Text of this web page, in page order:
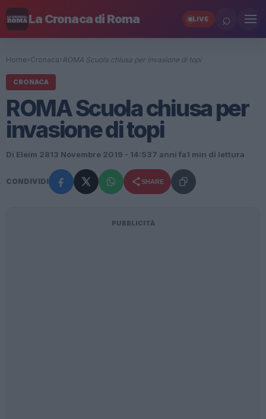
La Cronaca di Roma LIVE ⌕
Home› Cronaca› ROMA Scuola chiusa per invasione di topi
CRONACA
ROMA Scuola chiusa per
invasione di topi
Di Eleim 2813 Novembre 2019 - 14:537 anni fa1 min di lettura
CONDIVIDI SHARE
PUBBLICITÀ